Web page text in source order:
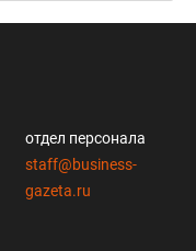
отдел персонала
staff@business-
gazeta.ru